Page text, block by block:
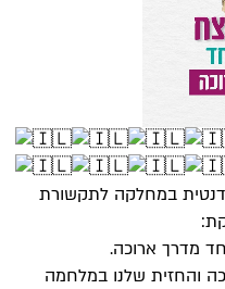
במחלקה לתקשורת
מדרך ארוכה.
והחזית שלנו במלחמה